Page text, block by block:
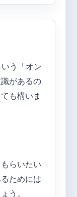
う「オン
があるの
も構いま
らいたい
ためには
う。